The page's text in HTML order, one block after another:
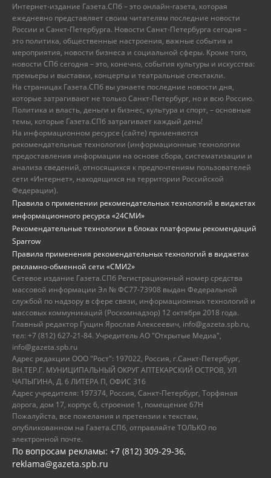
Интернет-издание Газета.СПб – это онлайн-газета, которая
ежедневно представляет своим читателям последние новости
России и Санкт-Петербурга. Новости Санкт-Петербурга сегодня –
это политика, общественные настроения, важные события и
мероприятия, новости бизнеса и социальной сферы. Кроме того,
новости СПб сегодня – это, конечно, события культуры и искусства:
премьеры и выставки, концерты и театральные спектакли.
На страницах Газета.СПб вы узнаете последние новости дня,
которые затрагивают не только Санкт-Петербург, но и всю Россию.
Политика и власть, деньги и бизнес, культура и спорт, – основные
темы, которые Газета.СПб затрагивает каждый день!
На информационном ресурсе (сайте) применяются
рекомендательные технологии (информационные технологии
предоставления информации на основе сбора, систематизации и
анализа сведений, относящихся к предпочтениям пользователей
сети «Интернет», находящихся на территории Российской
Федерации).
Правила о применении рекомендательных технологий в виджетах
информационного ресурса «24СМИ»
Рекомендательные технологии в блоках платформы рекомендаций
Sparrow
Правила применения рекомендательных технологий в виджетах
рекламно-обменной сети «СМИ2»
Сетевое издание Газета.СПб Регистрационный номер средства
массовой информации Эл № ФС77-73908 выдан Федеральной
службой по надзору в сфере связи, информационных технологий и
массовых коммуникаций (Роскомнадзор) 12 октября 2018 года.
Главный редактор Гущин Ярослав Алексеевич, info@gazeta.spb.ru,
тел: +7 (812) 627-21-84. Учредитель АО "Открытые Медиа",
info@gazeta.spb.ru
Адрес редакции ООО "Рост": 197022, Россия, г.Санкт-Петербург,
ВН.ТЕР.Г. МУНИЦИПАЛЬНЫЙ ОКРУГ АПТЕКАРСКИЙ ОСТРОВ, УЛ
ЧАПЫГИНА, Д. 6 ЛИТЕРА П, ОФИС 316
Адрес учредителя: 197374, Россия, Санкт-Петербург, Торфяная
дорога, дом 17, корпус 6, строение 1, помещение 67Н
Пожалуйста, все пожелания и претензии к текстам,
опубликованном на Газета.СПб, отправляйте ТОЛЬКО по
электронной почте.
По вопросам рекламы: +7 (812) 309-29-36,
reklama@gazeta.spb.ru